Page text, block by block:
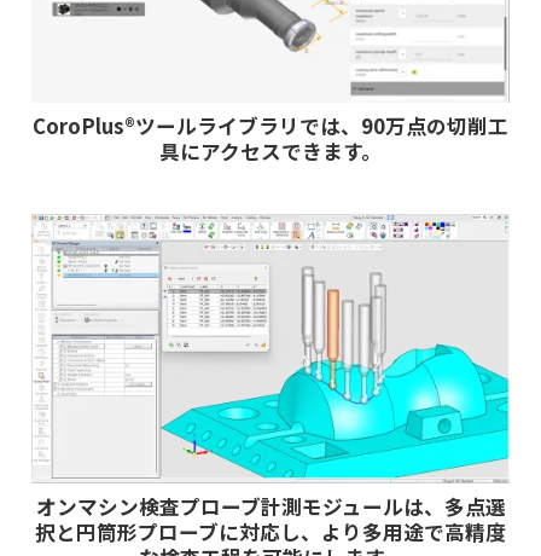
CoroPlus®ツールライブラリでは、90万点の切削工
具にアクセスできます。
オンマシン検査プローブ計測モジュールは、多点選
択と円筒形プローブに対応し、より多用途で高精度